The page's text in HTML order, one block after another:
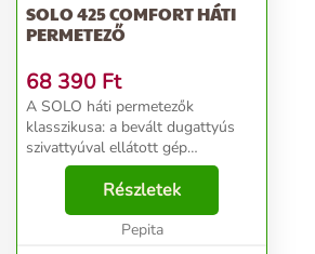
SOLO 425 COMFORT HÁTI
PERMETEZŐ
68 390 Ft
A SOLO háti permetezők
klasszikusa: a bevált dugattyús
szivattyúval ellátott gép
megbízhatóan juttatja ki a kertben
a növényvédőszert vagy
kártevőirtószert. A kevés
kopóalkatrész és a kiforrott
Részletek
Pepita